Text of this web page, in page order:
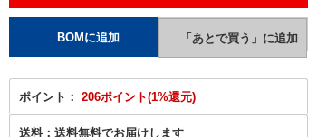
ポイント： 206ポイント(1%還元)
送料： 送料無料でお届けします